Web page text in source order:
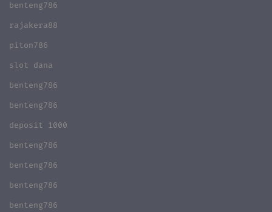
benteng786
rajakera88
piton786
slot dana
benteng786
benteng786
deposit 1000
benteng786
benteng786
benteng786
benteng786